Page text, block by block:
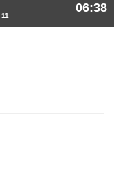
11
06:38